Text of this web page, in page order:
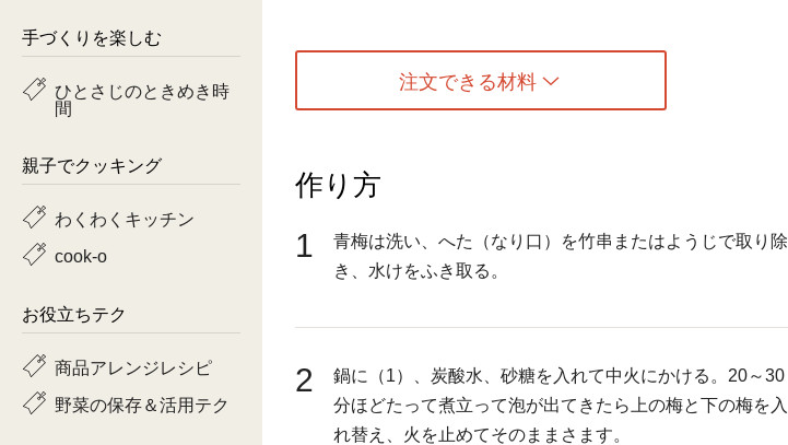
注文できる材料
作り方
1
青梅は洗い、へた（なり口）を竹串またはようじで取り除
き、水けをふき取る。
2
鍋に（1）、炭酸水、砂糖を入れて中火にかける。20～30
分ほどたって煮立って泡が出てきたら上の梅と下の梅を入
れ替え、火を止めてそのままさます。
ピーマン なす
トマト たまねぎ
手づくりを楽しむ
ひとさじのときめき時
間
親子でクッキング
わくわくキッチン
cook-o
お役立ちテク
商品アレンジレシピ
野菜の保存＆活用テク